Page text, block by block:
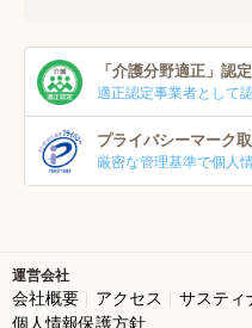
「介護分野適正」 認
適正認定事業者として
プライバシーマーク
厳密な管理基準で個人
運営会社
会社概要 アクセス サスティ
個人情報保護方針